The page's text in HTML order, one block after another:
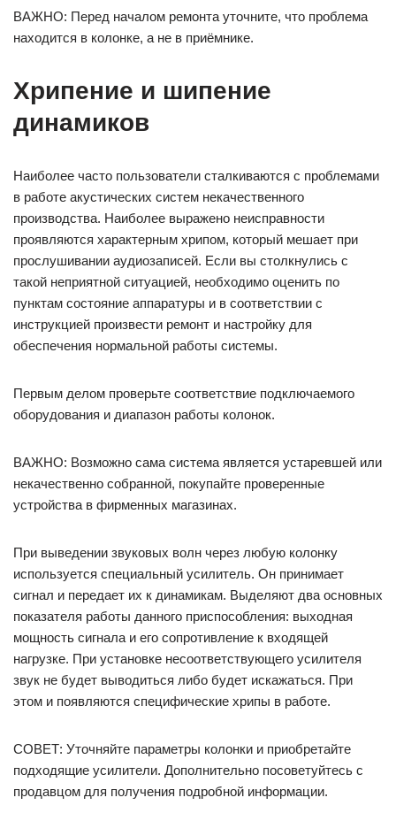
ВАЖНО: Перед началом ремонта уточните, что проблема
находится в колонке, а не в приёмнике.
Хрипение и шипение
динамиков
Наиболее часто пользователи сталкиваются с проблемами
в работе акустических систем некачественного
производства. Наиболее выражено неисправности
проявляются характерным хрипом, который мешает при
прослушивании аудиозаписей. Если вы столкнулись с
такой неприятной ситуацией, необходимо оценить по
пунктам состояние аппаратуры и в соответствии с
инструкцией произвести ремонт и настройку для
обеспечения нормальной работы системы.
Первым делом проверьте соответствие подключаемого
оборудования и диапазон работы колонок.
ВАЖНО: Возможно сама система является устаревшей или
некачественно собранной, покупайте проверенные
устройства в фирменных магазинах.
При выведении звуковых волн через любую колонку
используется специальный усилитель. Он принимает
сигнал и передает их к динамикам. Выделяют два основных
показателя работы данного приспособления: выходная
мощность сигнала и его сопротивление к входящей
нагрузке. При установке несоответствующего усилителя
звук не будет выводиться либо будет искажаться. При
этом и появляются специфические хрипы в работе.
СОВЕТ: Уточняйте параметры колонки и приобретайте
подходящие усилители. Дополнительно посоветуйтесь с
продавцом для получения подробной информации.